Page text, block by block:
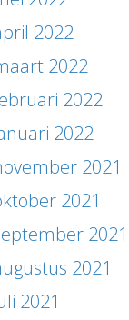
2022
2022
2022
2022
2021
2021
2021
2021
2021